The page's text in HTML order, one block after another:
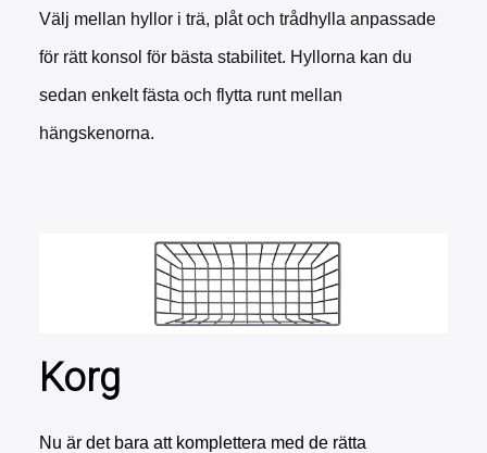
Välj mellan hyllor i trä, plåt och trådhylla anpassade
för rätt konsol för bästa stabilitet. Hyllorna kan du
sedan enkelt fästa och flytta runt mellan
hängskenorna.
Korg
Nu är det bara att komplettera med de rätta